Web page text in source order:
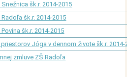
šk.r. 2014-2015
šk.r. 2014-2015
šk.r. 2014-2015
Jóga v dennom živote šk.r. 2014-
zmluve ZŠ Radoľa